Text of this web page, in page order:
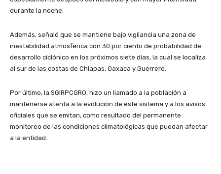
durante la noche.
Además, señaló que se mantiene bajo vigilancia una zona de
inestabilidad atmosférica con 30 por ciento de probabilidad de
desarrollo ciclónico en los próximos siete días, la cual se localiza
al sur de las costas de Chiapas, Oaxaca y Guerrero.
Por último, la SGIRPCGRO, hizo un llamado a la población a
mantenerse atenta a la evolución de este sistema y a los avisos
oficiales que se emitan, como resultado del permanente
monitoreo de las condiciones climatológicas que puedan afectar
a la entidad.